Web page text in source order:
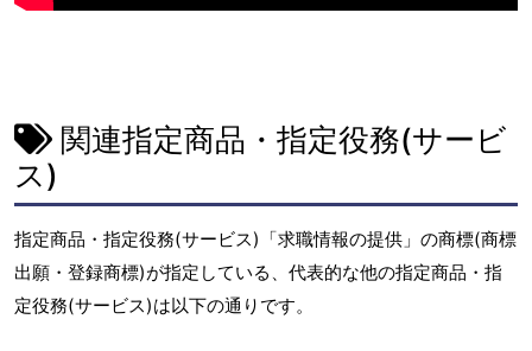
関連指定商品・指定役務(サービ
ス)
指定商品・指定役務(サービス)「求職情報の提供」の商標(商標
出願・登録商標)が指定している、代表的な他の指定商品・指
定役務(サービス)は以下の通りです。